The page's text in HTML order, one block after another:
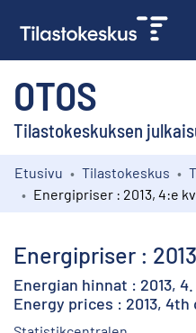
OTOS
Tilastokeskuksen
Kokoelmat
Etusivu Tilastokeskus
Energipriser :
Energian hinnat : 2013,
Energy prices : 2013,